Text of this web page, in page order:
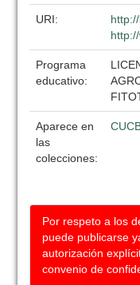
URI:
Programa
educativo:
Aparece en
las
colecciones:
Por respeto a los
puede publicarse
autorización
convenio de